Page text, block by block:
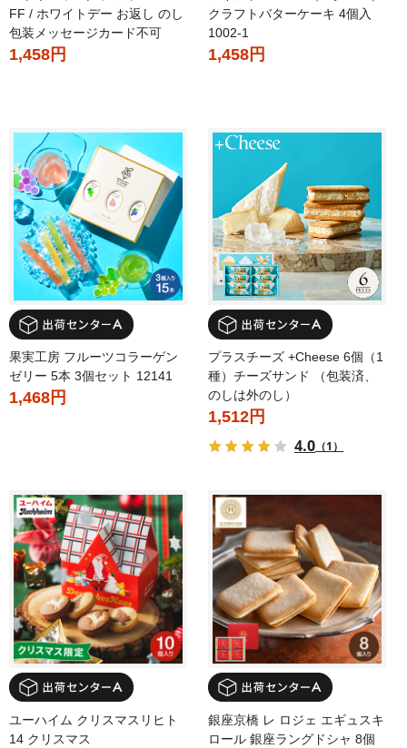
FF / ホワイトデー お返し のし
包装メッセージカード不可
1,458円
クラフトバターケーキ 4個入
1002-1
1,458円
果実工房 フルーツコラーゲン
ゼリー 5本 3個セット 12141
1,468円
プラスチーズ +Cheese 6個（1
種）チーズサンド （包装済、
のしは外のし）
1,512円
4.0 （1）
ユーハイム クリスマスリヒト
14 クリスマス
銀座京橋 レ ロジェ エギュスキ
ロール 銀座ラングドシャ 8個